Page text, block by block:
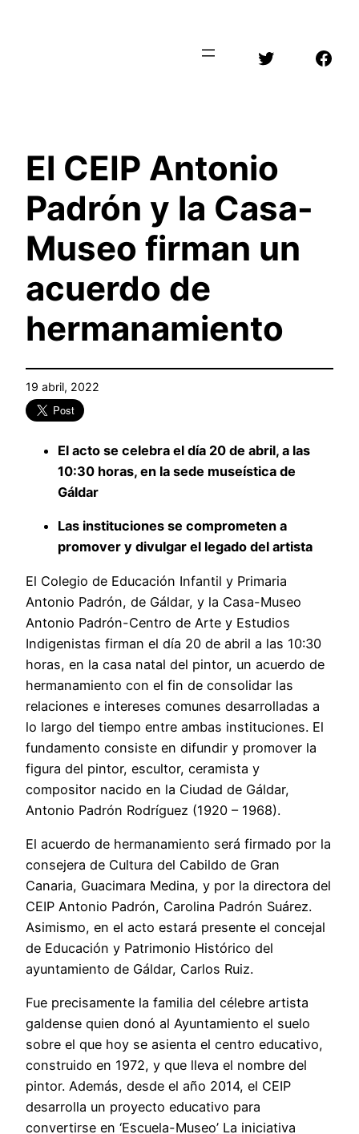
Twitter
El CEIP Antonio
Padrón y la Casa-
Museo firman un
acuerdo de
hermanamiento
19 abril, 2022
El acto se celebra el día 20 de abril, a las
10:30 horas, en la sede museística de
Gáldar
Las instituciones se comprometen a
promover y divulgar el legado del artista
El Colegio de Educación Infantil y Primaria
Antonio Padrón, de Gáldar, y la Casa-Museo
Antonio Padrón-Centro de Arte y Estudios
Indigenistas firman el día 20 de abril a las 10:30
horas, en la casa natal del pintor, un acuerdo de
hermanamiento con el fin de consolidar las
relaciones e intereses comunes desarrolladas a
lo largo del tiempo entre ambas instituciones. El
fundamento consiste en difundir y promover la
figura del pintor, escultor, ceramista y
compositor nacido en la Ciudad de Gáldar,
Antonio Padrón Rodríguez (1920 – 1968).
El acuerdo de hermanamiento será firmado por la
consejera de Cultura del Cabildo de Gran
Canaria, Guacimara Medina, y por la directora del
CEIP Antonio Padrón, Carolina Padrón Suárez.
Asimismo, en el acto estará presente el concejal
de Educación y Patrimonio Histórico del
ayuntamiento de Gáldar, Carlos Ruiz.
Fue precisamente la familia del célebre artista
galdense quien donó al Ayuntamiento el suelo
sobre el que hoy se asienta el centro educativo,
construido en 1972, y que lleva el nombre del
pintor. Además, desde el año 2014, el CEIP
desarrolla un proyecto educativo para
convertirse en ‘Escuela-Museo’ La iniciativa